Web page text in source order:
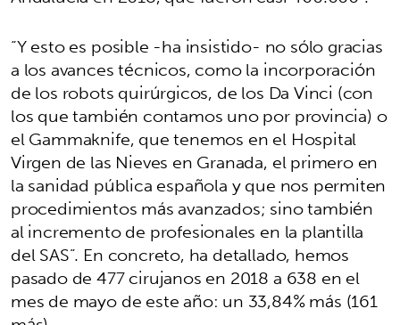
“Y esto es posible -ha insistido- no sólo gracias
a los avances técnicos, como la incorporación
de los robots quirúrgicos, de los Da Vinci (con
los que también contamos uno por provincia) o
el Gammaknife, que tenemos en el Hospital
Virgen de las Nieves en Granada, el primero en
la sanidad pública española y que nos permiten
procedimientos más avanzados; sino también
al incremento de profesionales en la plantilla
del SAS”. En concreto, ha detallado, hemos
pasado de 477 cirujanos en 2018 a 638 en el
mes de mayo de este año: un 33,84% más (161